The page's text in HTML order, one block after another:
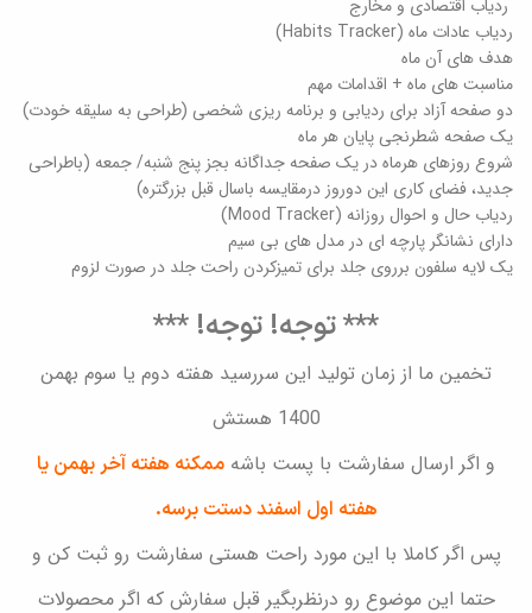
ردیاب اقتصادی و مخارج
ردیاب عادات ماه (Habits Tracker)
هدف های آن ماه
مناسبت های ماه + اقدامات مهم
دو صفحه آزاد برای ردیابی و برنامه ریزی شخصی (طراحی به سلیقه خودت)
یک صفحه شطرنجی پایان هر ماه
شروع روزهای هرماه در یک صفحه جداگانه بجز پنج شنبه/ جمعه (باطراحی
جدید، فضای کاری این دوروز درمقایسه باسال قبل بزرگتره)
ردیاب حال و احوال روزانه (Mood Tracker)
دارای نشانگر پارچه ای در مدل های بی سیم
یک لایه سلفون برروی جلد برای تمیزکردن راحت جلد در صورت لزوم
*** توجه! توجه! ***
تخمین ما از زمان تولید این سررسید هفته دوم یا سوم بهمن
1400 هستش
و اگر ارسال سفارشت با پست باشه ممکنه هفته آخر بهمن یا
هفته اول اسفند دستت برسه.
پس اگر کاملا با این مورد راحت هستی سفارشت رو ثبت کن و
حتما این موضوع رو درنظربگیر قبل سفارش که اگر محصولات